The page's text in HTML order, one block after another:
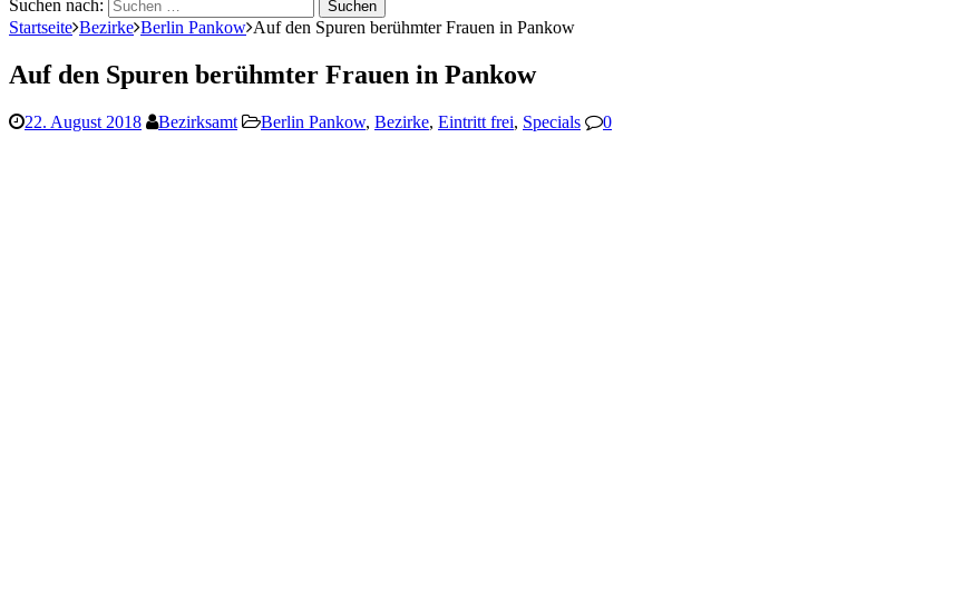
Suchen nach:
Startseite Bezirke Berlin Pankow Auf den Spuren berühmter Frauen in Pankow
Auf den Spuren berühmter Frauen in Pankow
22. August 2018 Bezirksamt Berlin Pankow, Bezirke, Eintritt frei, Specials 0